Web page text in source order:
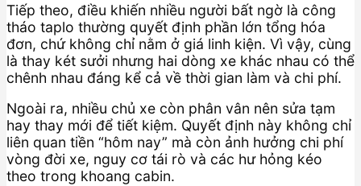
Tiếp theo, điều khiến nhiều người bất ngờ là công
tháo taplo thường quyết định phần lớn tổng hóa
đơn, chứ không chỉ nằm ở giá linh kiện. Vì vậy, cùng
là thay két sưởi nhưng hai dòng xe khác nhau có thể
chênh nhau đáng kể cả về thời gian làm và chi phí.
Ngoài ra, nhiều chủ xe còn phân vân nên sửa tạm
hay thay mới để tiết kiệm. Quyết định này không chỉ
liên quan tiền “hôm nay” mà còn ảnh hưởng chi phí
vòng đời xe, nguy cơ tái rò và các hư hỏng kéo
theo trong khoang cabin.